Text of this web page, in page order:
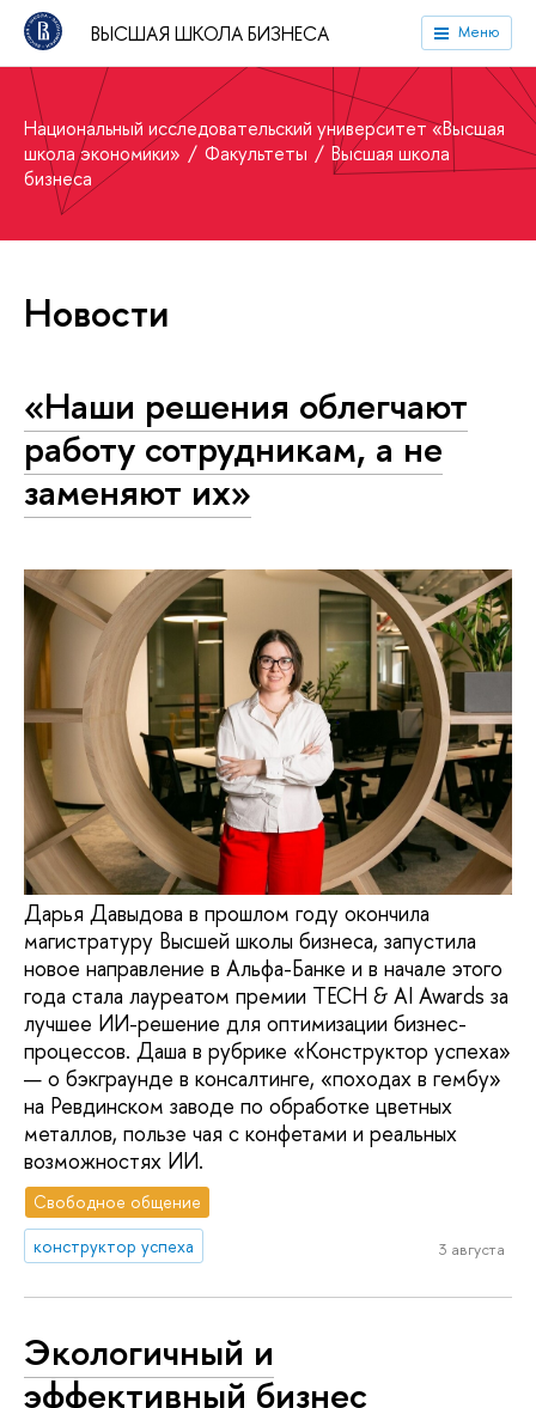
ВЫСШАЯ ШКОЛА БИЗНЕСА Меню
Национальный исследовательский университет «Высшая
школа экономики»
Факультеты
Высшая школа
бизнеса
Новости
«Наши решения облегчают
работу сотрудникам, а не
заменяют их»
Дарья Давыдова в прошлом году окончила
магистратуру Высшей школы бизнеса, запустила
новое направление в Альфа-Банке и в начале этого
года стала лауреатом премии TECH & AI Awards за
лучшее ИИ-решение для оптимизации бизнес-
процессов. Даша в рубрике «Конструктор успеха»
— о бэкграунде в консалтинге, «походах в гембу»
на Ревдинском заводе по обработке цветных
металлов, пользе чая с конфетами и реальных
возможностях ИИ.
Свободное общение
конструктор успеха
3 августа
Экологичный и
эффективный бизнес